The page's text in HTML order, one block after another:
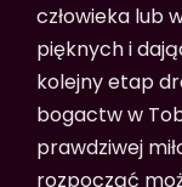
człowieka lub
pięknych i
kolejny etap
bogactw w
prawdziwej
rozpocząć